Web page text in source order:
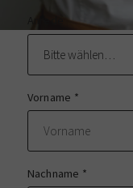
Vorname *
Nachname *